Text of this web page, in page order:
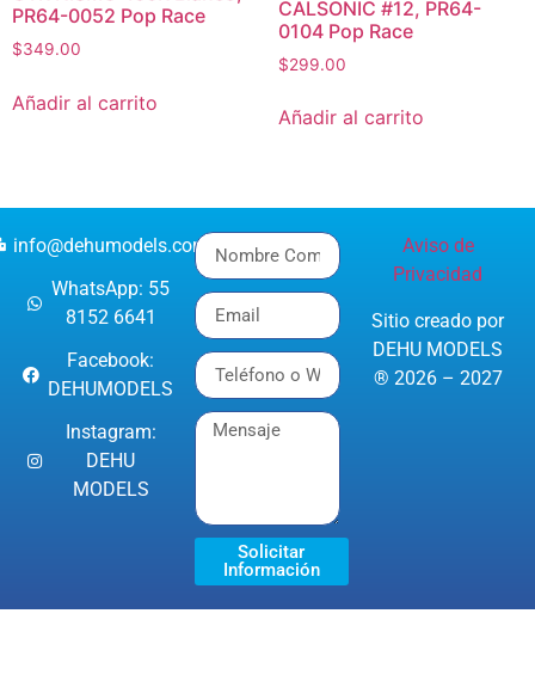
PR64-0052 Pop Race
$349.00
Añadir al carrito
CALSONIC #12, PR64-
0104 Pop Race
$299.00
Añadir al carrito
info@dehumodels.com
WhatsApp: 55
8152 6641
Facebook:
DEHUMODELS
Instagram:
DEHU
MODELS
Solicitar
Información
Aviso de
Privacidad
Sitio creado por
DEHU MODELS
® 2026 – 2027